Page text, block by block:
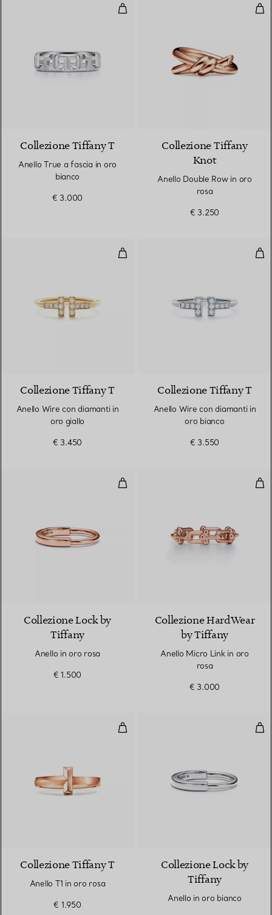
Anello True a fascia in oro
Collezione Tiffany T
Anello True a fascia in oro
bianco
€ 3.000
Collezione Tiffany
Knot
Anello Double Row in oro
rosa
€ 3.250
Anello Wire con diamanti in oro
Collezione Tiffany T
Anello Wire con diamanti in
oro giallo
€ 3.450
Collezione Tiffany T
Anello Wire con diamanti in
oro bianco
€ 3.550
Anello in oro rosa
Collezione Lock by
Tiffany
Anello in oro rosa
€ 1.500
Collezione HardWear
by Tiffany
Anello Micro Link in oro
rosa
€ 3.000
Anello T1 in oro rosa
Collezione Tiffany T
Anello T1 in oro rosa
€ 1.950
Collezione Lock by
Tiffany
Anello in oro bianco